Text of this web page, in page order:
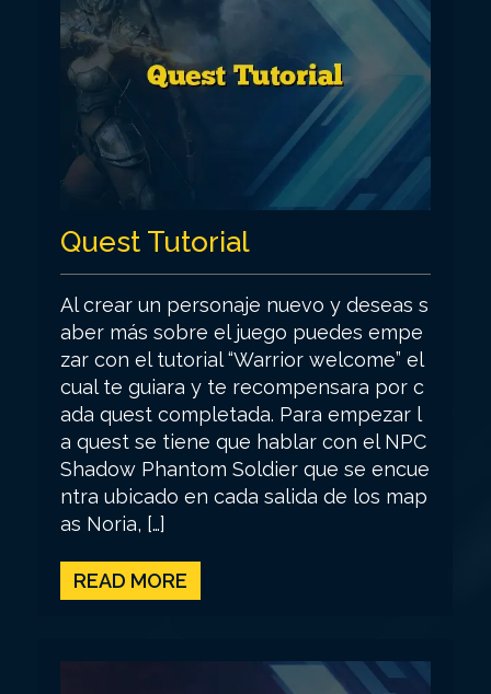
Quest Tutorial
Al crear un personaje nuevo y deseas s
aber más sobre el juego puedes empe
zar con el tutorial “Warrior welcome” el
cual te guiara y te recompensara por c
ada quest completada. Para empezar l
a quest se tiene que hablar con el NPC
Shadow Phantom Soldier que se encue
ntra ubicado en cada salida de los map
as Noria, […]
READ MORE